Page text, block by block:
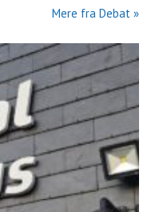
Mere fra Debat »